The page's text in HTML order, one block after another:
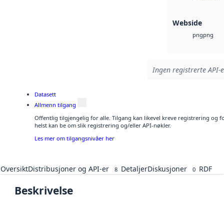
Webside
pngpng
Ingen registrerte
Datasett
Allmenn tilgang
Offentlig tilgjengelig for alle. Tilgang kan likevel kreve registrering og
helst kan be om slik registrering og/eller API-nøkler.
Les mer om tilgangsnivåer her
OversiktDistribusjoner og API-er 8 DetaljerDiskusjoner 0 RDF
Beskrivelse